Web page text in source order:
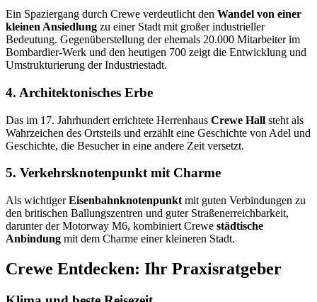
Ein Spaziergang durch Crewe verdeutlicht den Wandel von einer
kleinen Ansiedlung zu einer Stadt mit großer industrieller
Bedeutung. Gegenüberstellung der ehemals 20.000 Mitarbeiter im
Bombardier-Werk und den heutigen 700 zeigt die Entwicklung und
Umstrukturierung der Industriestadt.
4. Architektonisches Erbe
Das im 17. Jahrhundert errichtete Herrenhaus Crewe Hall steht als
Wahrzeichen des Ortsteils und erzählt eine Geschichte von Adel und
Geschichte, die Besucher in eine andere Zeit versetzt.
5. Verkehrsknotenpunkt mit Charme
Als wichtigerEisenbahnknotenpunkt mit guten Verbindungen zu
den britischen Ballungszentren und guter Straßenerreichbarkeit,
darunter der Motorway M6, kombiniert Crewe städtische
Anbindung mit dem Charme einer kleineren Stadt.
Crewe Entdecken: Ihr Praxisratgeber